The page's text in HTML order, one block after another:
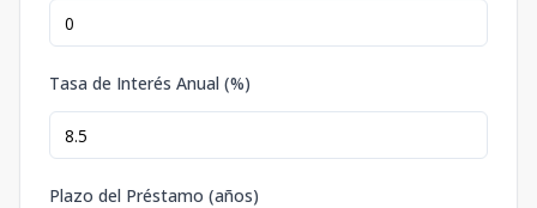
Tasa de Interés Anual (%)
Plazo del Préstamo (años)